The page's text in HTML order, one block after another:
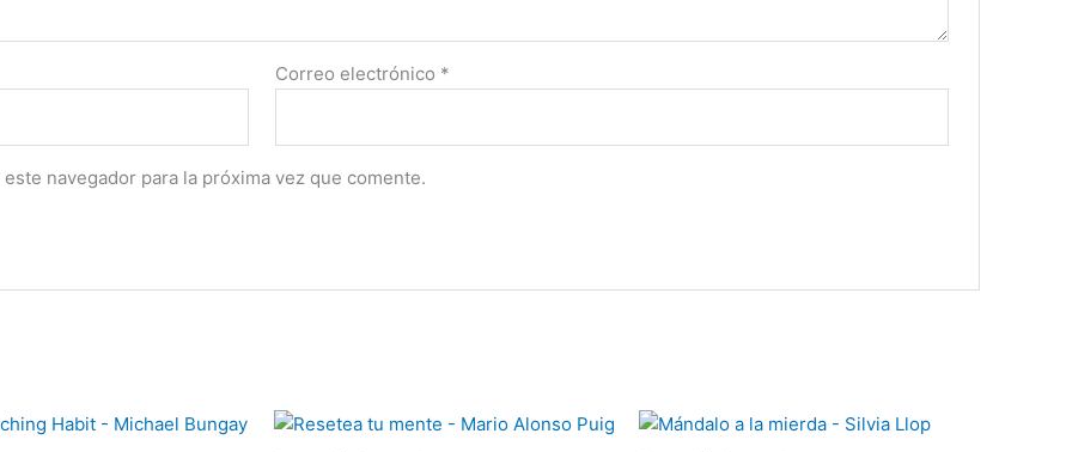
Correo electrónico *
navegador para la próxima vez que comente.